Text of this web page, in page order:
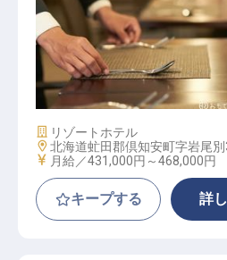
レストランマネージャー
施設業態
リゾートホテル
勤務地
北海道虻田郡倶知安町字岩尾別
給与
月給／431,000円～468,000円
キープする 詳